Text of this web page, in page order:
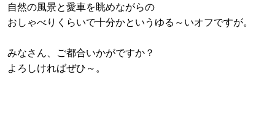
自然の風景と愛車を眺めながらの
おしゃべりくらいで十分かというゆる～いオフですが。
みなさん、ご都合いかがですか？
よろしければぜひ～。